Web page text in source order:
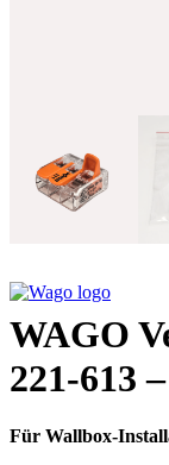
WAGO
221-613
Für Wallbox-